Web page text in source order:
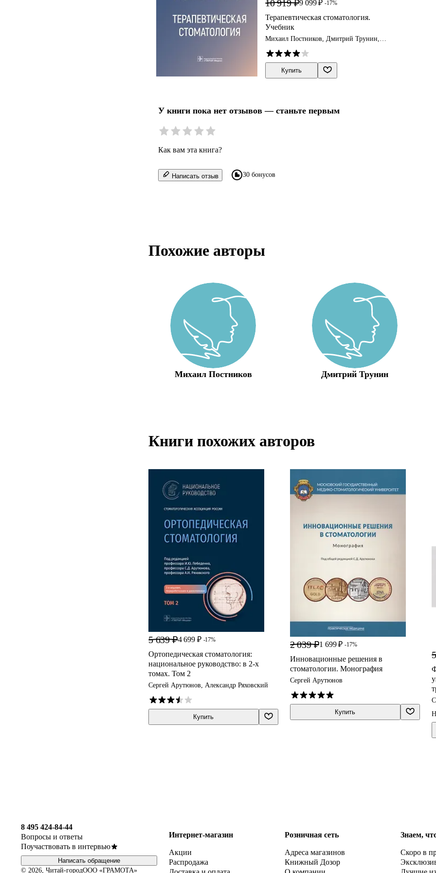
10 919 ₽9 099 ₽ -17%
Терапевтическая стоматология.
Учебник
Михаил Постников, Дмитрий Трунин,
Купить
У книги пока нет отзывов — станьте первым
Как вам эта книга?
Написать отзыв 30 бонусов
Похожие авторы
Михаил Постников Дмитрий Трунин
Книги похожих авторов
5 639 ₽4 699 ₽ -17%
Ортопедическая стоматология:
национальное руководство: в 2-х
томах. Том 2
Сергей Арутюнов, Александр Ряховский
Купить
2 039 ₽1 699 ₽ -17%
Инновационные решения в
стоматологии. Монография
Сергей Арутюнов
Купить
8 495 424-84-44
Вопросы и ответы
Поучаствовать в интервью
Написать обращение
© 2026, Читай-городООО «ГРАМОТА»
Интернет-магазин
Акции
Распродажа
Розничная сеть
Адреса магазинов
Книжный Дозор
Знаем,
Скоро в